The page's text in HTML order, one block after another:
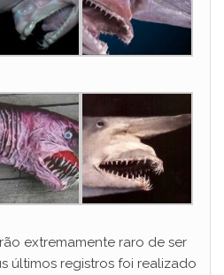
extremamente raro de ser
últimos registros foi realizado